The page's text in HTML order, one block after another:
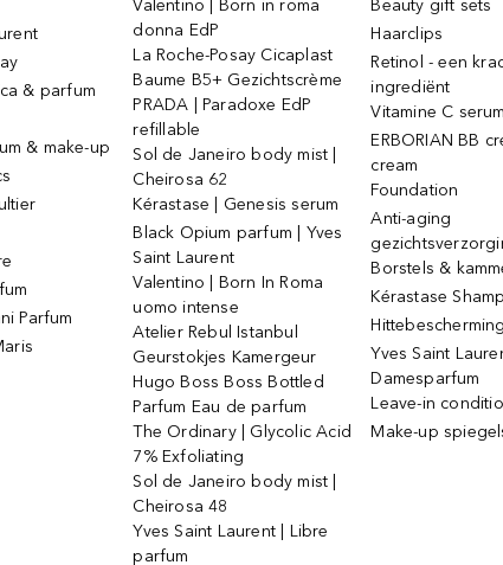
& parfum
& make-up
Parfum
Valentino | Born in roma
donna EdP
La Roche-Posay Cicaplast
Baume B5+ Gezichtscrème
PRADA | Paradoxe EdP
refillable
Sol de Janeiro body mist |
Cheirosa 62
Kérastase | Genesis serum
Black Opium parfum | Yves
Saint Laurent
Valentino | Born In Roma
uomo intense
Atelier Rebul Istanbul
Geurstokjes Kamergeur
Hugo Boss Boss Bottled
Parfum Eau de parfum
The Ordinary | Glycolic Acid
7% Exfoliating
Sol de Janeiro body mist |
Cheirosa 48
Yves Saint Laurent | Libre
parfum
Beauty gift sets
Haarclips
Retinol - een
ingrediënt
Vitamine C serum
ERBORIAN BB
cream
Foundation
Anti-aging
Borstels &
Kérastase
Hittebescherming
Yves Saint
Damesparfum
Leave-in
Make-up